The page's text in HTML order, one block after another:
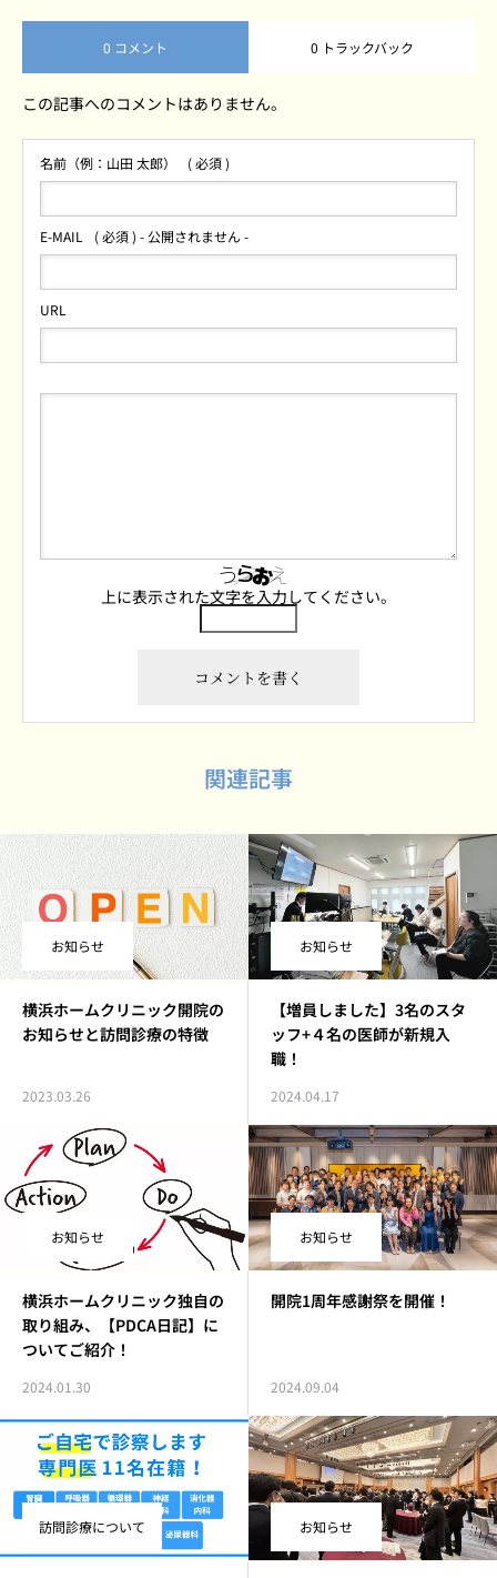
0 コメント 0 トラックバック
この記事へのコメントはありません。
名前（例：山田 太郎） ( 必須 )
E-MAIL ( 必須 ) - 公開されません -
URL
上に表示された文字を入力してください。
関連記事
お知らせ
横浜ホームクリニック開院の
お知らせと訪問診療の特徴
2023.03.26
お知らせ
【増員しました】3名のスタ
ッフ+４名の医師が新規入
職！
2024.04.17
お知らせ
横浜ホームクリニック独自の
取り組み、【PDCA日記】に
ついてご紹介！
2024.01.30
お知らせ
開院1周年感謝祭を開催！
2024.09.04
訪問診療について お知らせ